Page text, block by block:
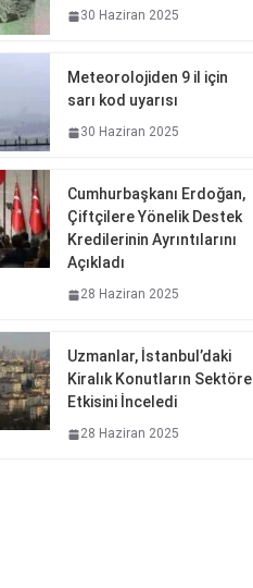
30 Haziran 2025
Meteorolojiden 9 il için
sarı kod uyarısı
30 Haziran 2025
Cumhurbaşkanı Erdoğan,
Çiftçilere Yönelik Destek
Kredilerinin Ayrıntılarını
Açıkladı
28 Haziran 2025
Uzmanlar, İstanbul’daki
Kiralık Konutların Sektöre
Etkisini İnceledi
28 Haziran 2025